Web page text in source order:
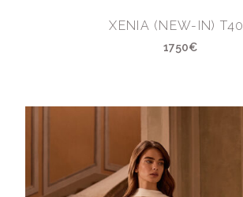
XENIA (NEW-IN) T40
1750€